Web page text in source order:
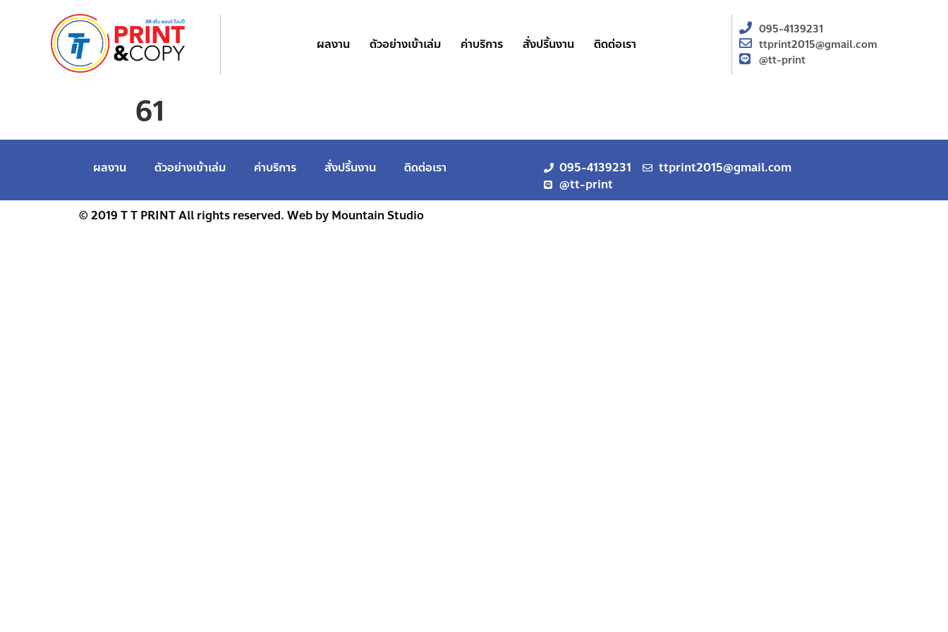
ผลงาน ตัวอย่างเข้าเล่ม ค่าบริการ สั่งปริ้นงาน ติดต่อเรา
095-4139231
ttprint2015@gmail.com
@tt-print
61
ผลงาน ตัวอย่างเข้าเล่ม ค่าบริการ สั่งปริ้นงาน ติดต่อเรา 095-4139231
ttprint2015@gmail.com
@tt-print
© 2019 T T PRINT All rights reserved. Web by Mountain Studio